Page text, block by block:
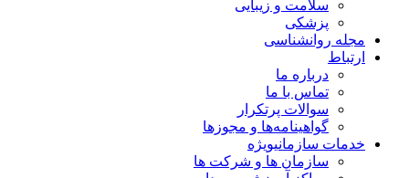
سلامت و زیبایی
پزشکی
مجله روانشناسی
ارتباط
درباره ما
تماس با ما
سوالات پرتکرار
گواهینامه‌ها و مجوزها
خدمات سازمانیویژه
سازمان ها و شرکت ها